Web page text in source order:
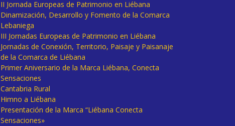
II Jornada Europeas de Patrimonio en Liébana
Dinamización, Desarrollo y Fomento de la Comarca
Lebaniega
III Jornadas Europeas de Patrimonio en Liébana
Jornadas de Conexión, Territorio, Paisaje y Paisanaje
de la Comarca de Liébana
Primer Aniversario de la Marca Liébana, Conecta
Sensaciones
Cantabria Rural
Himno a Liébana
Presentación de la Marca “Liébana Conecta
Sensaciones»